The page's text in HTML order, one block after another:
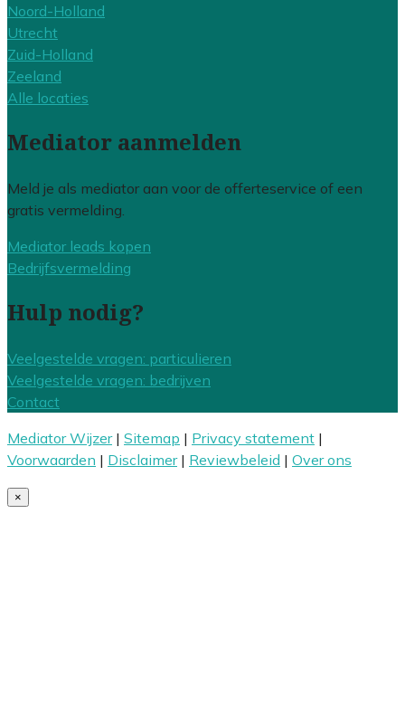
Noord-Holland
Utrecht
Zuid-Holland
Zeeland
Alle locaties
Mediator aanmelden
Meld je als mediator aan voor de offerteservice of een
gratis vermelding.
Mediator leads kopen
Bedrijfsvermelding
Hulp nodig?
Veelgestelde vragen: particulieren
Veelgestelde vragen: bedrijven
Contact
Mediator Wijzer| Sitemap | Privacy statement |
Voorwaarden | Disclaimer| Reviewbeleid | Over ons
×